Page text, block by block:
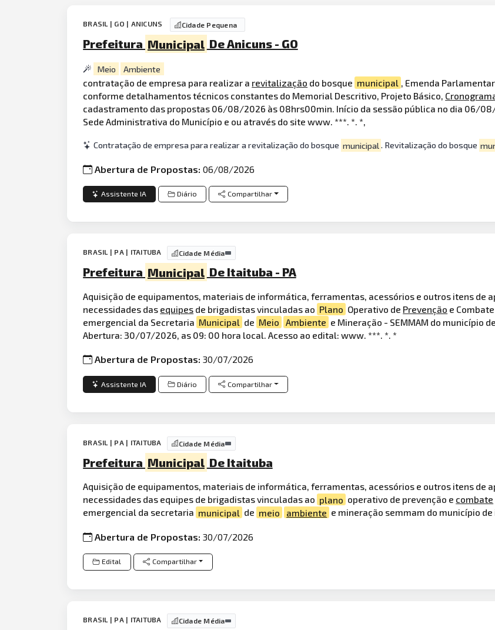
BRASIL | GO | ANICUNS Cidade Pequena
Prefeitura Municipal De Anicuns - GO
Meio Ambiente
contratação de empresa para realizar a revitalização do bosque municipal , Emenda
conforme detalhamentos técnicos constantes do Memorial Descritivo, Projeto Básico,
cadastramento das propostas 06/08/2026 às 08hrs00min. Início da sessão pública no dia 06/
Sede Administrativa do Município e ou através do site www. ***. *. *,
Contratação de empresa para realizar a revitalização do bosque municipal . Revitalização do bosque
Abertura de Propostas:06/08/2026
Assistente IA Diário Compartilhar
BRASIL | PA | ITAITUBA Cidade Média
Prefeitura Municipal De Itaituba - PA
Aquisição de equipamentos, materiais de informática, ferramentas, acessórios e outros itens de
necessidades das equipes de brigadistas vinculadas ao Plano Operativo de Prevenção e
emergencial da Secretaria Municipal de Meio Ambiente e Mineração - SEMMAM do município
Abertura: 30/07/2026, as 09: 00 hora local. Acesso ao edital: www. ***. *. *
Abertura de Propostas:30/07/2026
Assistente IA Diário Compartilhar
BRASIL | PA | ITAITUBA Cidade Média
Prefeitura Municipal De Itaituba
Aquisição de equipamentos, materiais de informática, ferramentas, acessórios e outros itens de
necessidades das equipes de brigadistas vinculadas ao plano operativo de prevenção e combate
emergencial da secretaria municipal de meio ambiente e mineração semmam do município
Abertura de Propostas:30/07/2026
Edital Compartilhar
BRASIL | PA | ITAITUBA Cidade Média